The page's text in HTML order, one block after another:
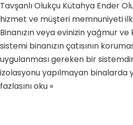
Tavşanlı Olukçu Kütahya Ender
hizmet ve müşteri memnuniyeti
Binanızın veya evinizin yağmur
sistemi binanızın çatısının
uygulanması gereken bir
izolasyonu yapılmayan binalarda
fazlasını oku »